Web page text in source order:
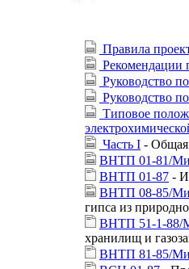
Правила
Рекомендации
Руководство
Руководство
Типовое
Часть I - Общая
ВНТП 01-81/
ВНТП 01-87 -
ВНТП 08-85/
гипса из
ВНТП 51-1-88/
хранилищ и
ВНТП 81-85/